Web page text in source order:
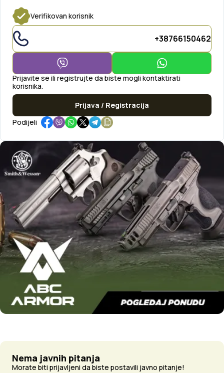
Verifikovan korisnik
+38766150462
Prijavite se ili registrujte da biste mogli kontaktirati
korisnika.
Prijava / Registracija
Podijeli
Nema javnih pitanja
Morate biti prijavljeni da biste postavili javno pitanje!